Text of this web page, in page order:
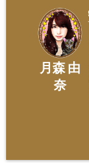
月森 由
奈